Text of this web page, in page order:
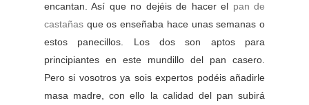
encantan. Así que no dejéis de hacer el pan de
castañas que os enseñaba hace unas semanas o
estos panecillos. Los dos son aptos para
principiantes en este mundillo del pan casero.
Pero si vosotros ya sois expertos podéis añadirle
masa madre, con ello la calidad del pan subirá